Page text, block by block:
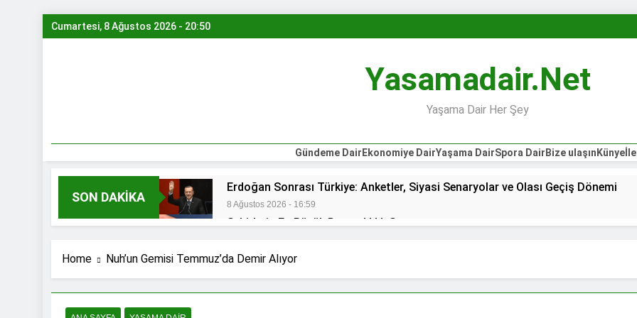
Skip
to
Cumartesi, 8 Ağustos 2026 - 20:50
Yasamadair.net
Yaşama Dair Her Şey
Gündeme Dair Ekonomiye DairYaşama DairSpora Dair Bize ulaşın Künye
SON DAKIKA
Erdoğan Sonrası Türkiye: Anketler, Siyasi Senaryolar ve Olası Geçiş Dönemi
8 Ağustos 2026 - 16:59
Şehirlerin En Büyük Dayanıklılık Sınavı
Yapay Zekaya Sorduk: Süper Lig’de Transferler Sonrası Şampiyonluğun En
Altın Fiyatları Uçuyor Terörsüz Türkiye Sürecinde Kritik Eşik
Home Nuh’un Gemisi Temmuz’da Demir Alıyor